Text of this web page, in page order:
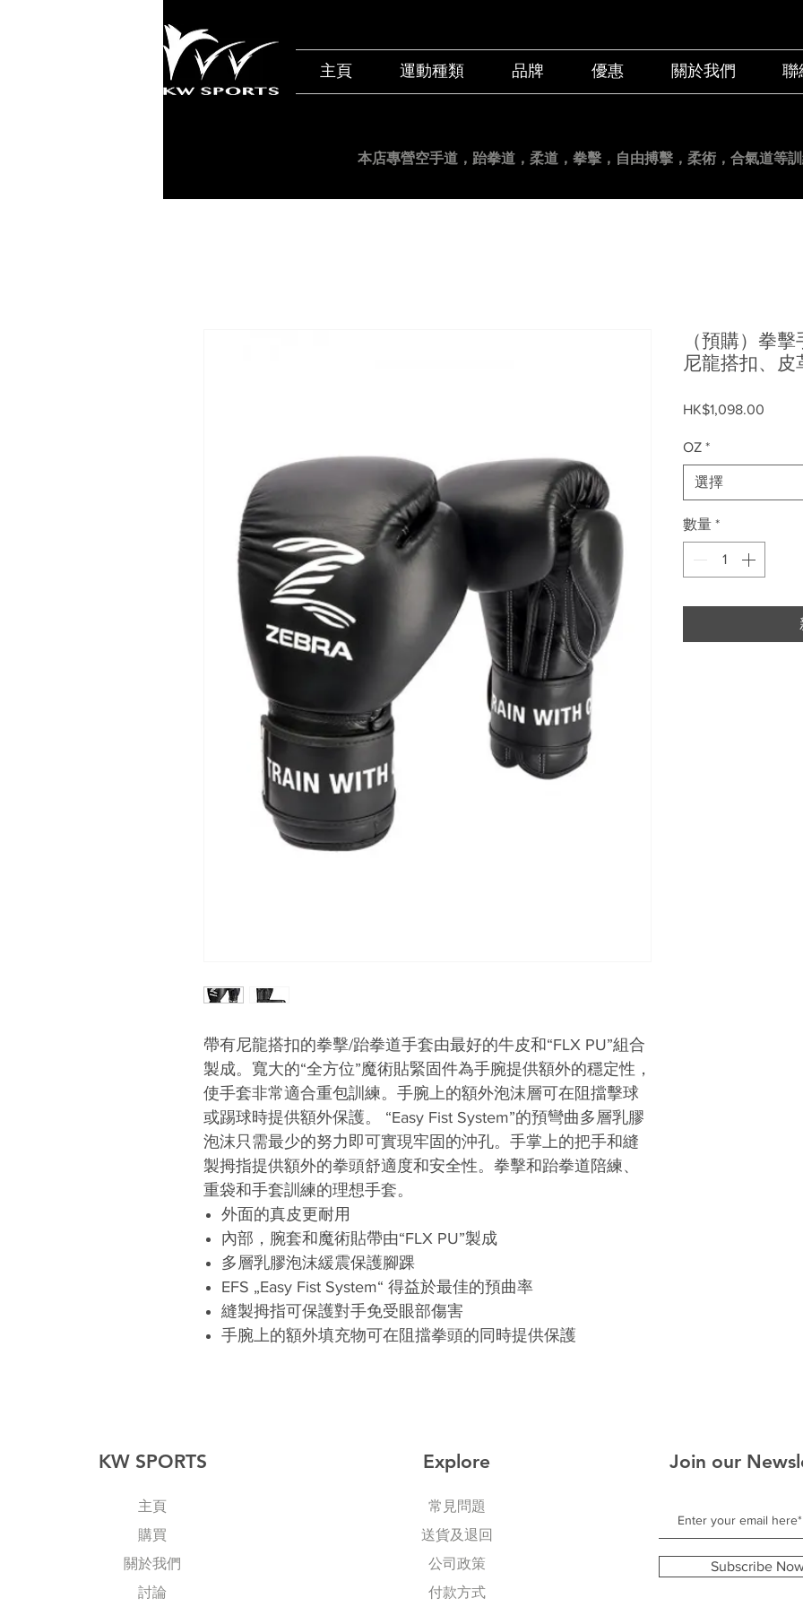
主頁 運動種類 品牌 優惠 關於我們 聯
本店專營空手道，跆拳道，柔道，拳擊，自由搏擊，柔術，合氣道等
帶有尼龍搭扣的拳擊/跆拳道手套由最好的牛皮和“FLX PU”組合
製成。寬大的“全方位”魔術貼緊固件為手腕提供額外的穩定性，
使手套非常適合重包訓練。手腕上的額外泡沫層可在阻擋擊球
或踢球時提供額外保護。 “Easy Fist System”的預彎曲多層乳膠
泡沫只需最少的努力即可實現牢固的沖孔。手掌上的把手和縫
製拇指提供額外的拳頭舒適度和安全性。拳擊和跆拳道陪練、
重袋和手套訓練的理想手套。
外面的真皮更耐用
內部，腕套和魔術貼帶由“FLX PU”製成
多層乳膠泡沫緩震保護腳踝
EFS „Easy Fist System“ 得益於最佳的預曲率
縫製拇指可保護對手免受眼部傷害
手腕上的額外填充物可在阻擋拳頭的同時提供保護
（預購）拳
尼龍搭扣、皮
HK$1,098.00
OZ *
選擇
數量 *
KW SPORTS
主頁
購買
關於我們
討論
Explore
常見問題
送貨及退回
公司政策
​付款方式
Join our
Subscribe